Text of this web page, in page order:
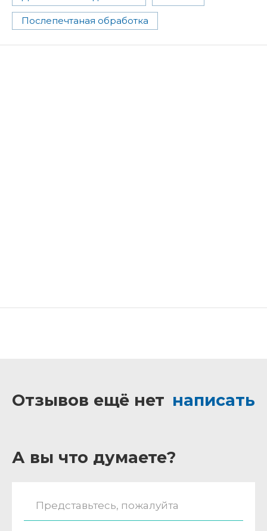
Послепечтаная обработка
Отзывов ещё нет написать
А вы что думаете?